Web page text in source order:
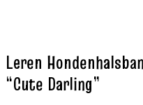
Leren
“Cute Darling”